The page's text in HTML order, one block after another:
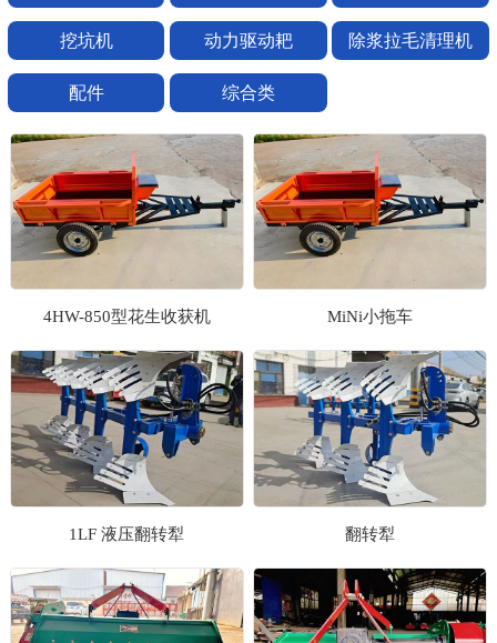
挖坑机 动力驱动耙 除浆拉毛清理机
配件 综合类
4HW-850型花生收获机 MiNi小拖车
1LF 液压翻转犁 翻转犁